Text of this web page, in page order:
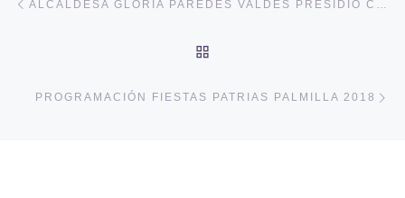
PROGRAMACIÓN FIESTAS PATRIAS PALMILLA 2018